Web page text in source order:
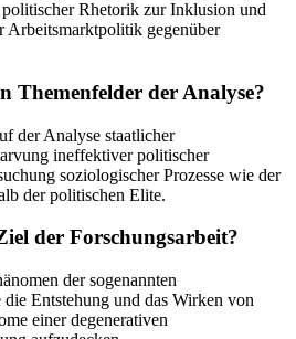
Rhetorik zur Inklusion und
Arbeitsmarktpolitik gegenüber
Themenfelder der Analyse?
der Analyse staatlicher
ineffektiver politischer
soziologischer Prozesse wie der
der politischen Elite.
der Forschungsarbeit?
der sogenannten
Entstehung und das Wirken von
einer degenerativen